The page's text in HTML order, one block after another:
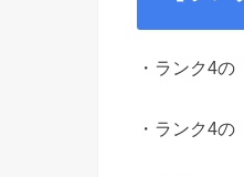
・ランク4
・ランク4の